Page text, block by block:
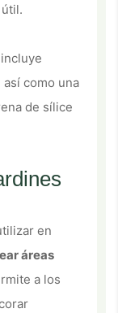
como una
de sílice
en
áreas
a los